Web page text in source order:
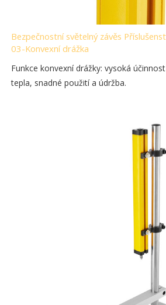
Bezpečnostní světelný závěs
03-Konvexní drážka
Funkce konvexní drážky: vysoká
tepla, snadné použití a údržba.